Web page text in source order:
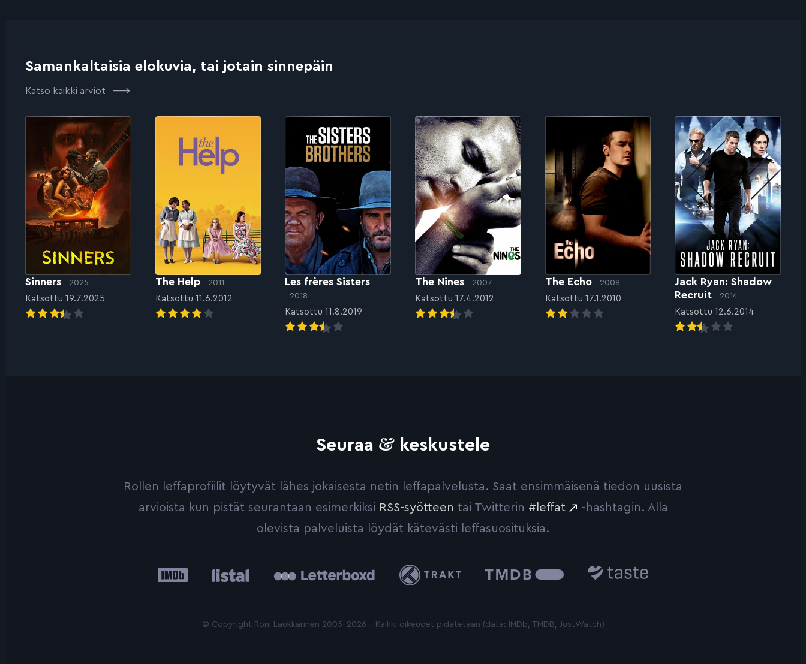
Samankaltaisia elokuvia, tai jotain sinnepäin
Katso kaikki arviot
Sinners 2025
Katsottu 19.7.2025
The Help 2011
Katsottu 11.6.2012
Les frères Sisters
2018
Katsottu 11.8.2019
The Nines 2007
Katsottu 17.4.2012
The Echo 2008
Katsottu 17.1.2010
Jack Ryan: Shadow
Recruit
2014
Katsottu 12.6.2014
Seuraa & keskustele
Rollen leffaprofiilit löytyvät lähes jokaisesta netin leffapalvelusta. Saat ensimmäisenä tiedon uusista
arvioista kun pistät seurantaan esimerkiksi RSS-syötteen tai Twitterin #leffat
-hashtagin. Alla
olevista palveluista löydät kätevästi leffasuosituksia.
IMDb Trakt
Database
© Copyright Roni Laukkarinen 2005-2026 - Kaikki oikeudet pidätetään (data: IMDb, TMDB, JustWatch)